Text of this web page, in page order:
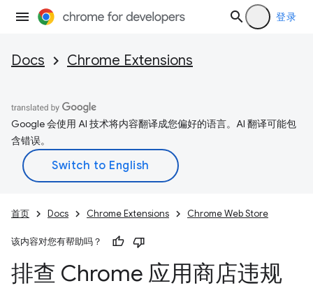
登录
Docs Chrome Extensions
Google 会使用 AI 技术将内容翻译成您偏好的语言。AI 翻译可能包
含错误。
首页 Docs Chrome Extensions Chrome Web Store
该内容对您有帮助吗？
排查 Chrome 应用商店违规